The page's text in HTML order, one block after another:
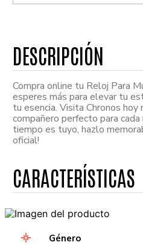
Compra online tu Reloj Para
esperes más para elevar tu
tu esencia. Visita Chronos
compañero perfecto para
tiempo es tuyo, hazlo
oficial!
Género